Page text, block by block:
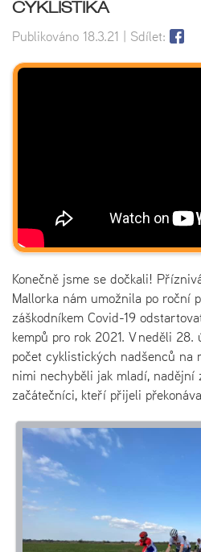
CYKLISTIKA
Publikováno 18.3.21 | Sdílet:
Konečně jsme se dočkali!
Mallorka nám umožnila po roční
záškodníkem Covid-19
kempů pro rok 2021. V neděli
počet cyklistických nadšenců na
nimi nechyběli jak mladí,
začátečníci, kteří přijeli